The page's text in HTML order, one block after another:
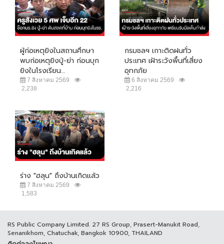
ผู้ก่อเหตุยิงในสถานศึกษา
พบก่อเหตุยิงปู่-ย่า ก่อนบุก
ยิงในโรงเรียน...
7 สิงหาคม 2569
2,238
กรมชลฯ เกาะติดฝนทั่ว
ประเทศ เฝ้าระวังพื้นที่เสี่ยง
อุทกภัย
6 สิงหาคม 2569
2,216
ร่าง "ฮลุน" ถึงบ้านเกิดแล้ว
7 สิงหาคม 2569
1,583
RS Public Company Limited. 27 RS Group, Prasert-Manukit Road,
Senanikhom, Chatuchak, Bangkok 10900, THAILAND